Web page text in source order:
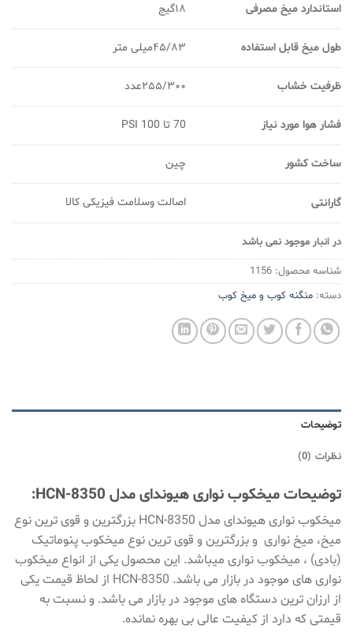
استاندارد میخ مصرفی ۱۸گیج
طول میخ قابل استفاده ۴۵/۸۳میلی متر
ظرفیت خشاب ۲۵۵/۳۰۰عدد
فشار هوا مورد نیاز 70 تا 100 PSI
ساخت کشور چین
گارانتی اصالت وسلامت فیزیکی کالا
در انبار موجود نمی باشد
شناسه محصول: 1156
دسته: منگنه کوب و میخ کوب
توضیحات
نظرات (0)
توضیحات میخکوب نواری هیوندای مدل HCN-8350:
میخکوب نواری هیوندای مدل HCN-8350 بزرگترین و قوی ترین نوع
میخ، میخ نواری و بزرگترین و قوی ترین نوع میخکوب پنوماتیک
(بادی) ، میخکوب نواری میباشد. این محصول یکی از انواع میخکوب
نواری های موجود در بازار می باشد. HCN-8350 از لحاظ قیمت یکی
از ارزان ترین دستگاه های موجود در بازار می باشد. و نسبت به
قیمتی که دارد از کیفیت عالی بی بهره نمانده.